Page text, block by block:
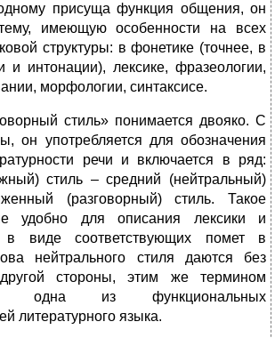
присуща функция общения, он
имеющую особенности на всех
структуры: в фонетике (точнее, в
и интонации), лексике, фразеологии,
морфологии, синтаксисе.
стиль» понимается двояко. С
он употребляется для обозначения
речи и включается в ряд:
стиль – средний (нейтральный)
(разговорный) стиль. Такое
удобно для описания лексики и
в виде соответствующих помет в
нейтрального стиля даются без
стороны, этим же термином
одна из функциональных
литературного языка.